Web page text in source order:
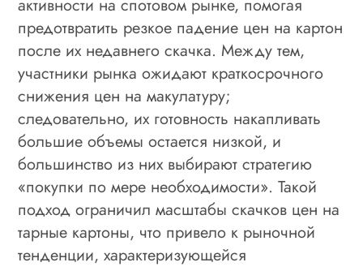
активности на спотовом рынке, помогая
предотвратить резкое падение цен на картон
после их недавнего скачка. Между тем,
участники рынка ожидают краткосрочного
снижения цен на макулатуру;
следовательно, их готовность накапливать
большие объемы остается низкой, и
большинство из них выбирают стратегию
«покупки по мере необходимости». Такой
подход ограничил масштабы скачков цен на
тарные картоны, что привело к рыночной
тенденции, характеризующейся